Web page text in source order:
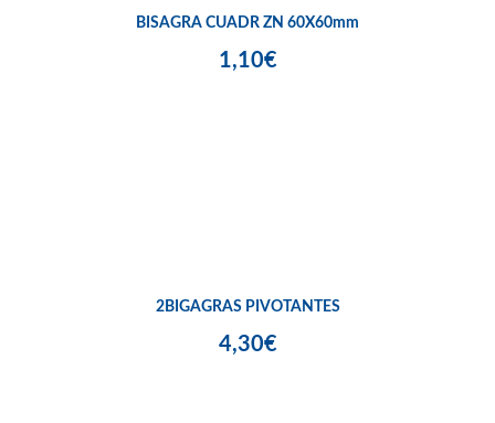
BISAGRA CUADR ZN 60X60mm
1,10€
2BIGAGRAS PIVOTANTES
4,30€